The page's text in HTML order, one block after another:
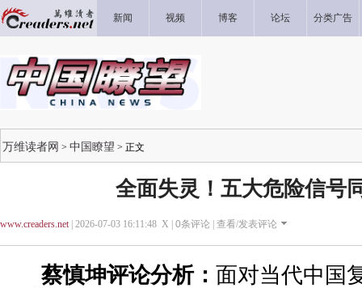
新闻 视频 博客 论坛 分类广告
万维读者网 > 中国瞭望 > 正文
全面失灵！五大危险信号
www.creaders.net| 2026-07-03 16:11:48 X | 0条评论 | 查看/发表评论
蔡慎坤评论分析： 面对当代中国